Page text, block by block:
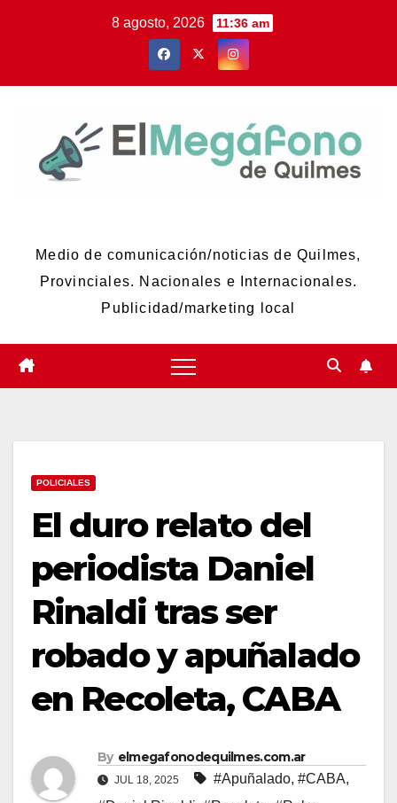
8 agosto, 2026 11:36 am
Medio de comunicación/noticias de Quilmes,
Provinciales. Nacionales e Internacionales.
Publicidad/marketing local
POLICIALES
El duro relato del
periodista Daniel
Rinaldi tras ser
robado y apuñalado
en Recoleta, CABA
By elmegafonodequilmes.com.ar
JUL 18, 2025 #Apuñalado, #CABA,